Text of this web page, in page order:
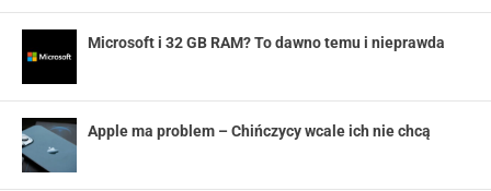
Microsoft i 32 GB RAM? To dawno temu i nieprawda
Apple ma problem – Chińczycy wcale ich nie chcą